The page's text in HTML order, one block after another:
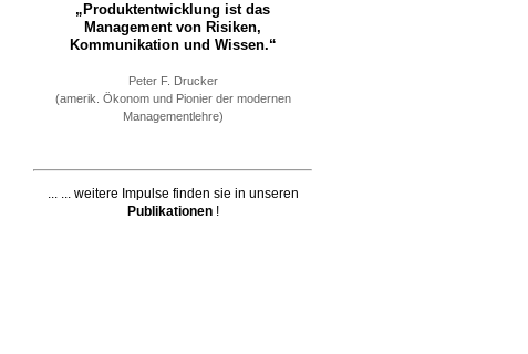
„Produktentwicklung ist das
Management von Risiken,
Kommunikation und Wissen.“
Peter F. Drucker
(amerik. Ökonom und Pionier der modernen
Managementlehre)
... ... weitere Impulse finden sie in unseren
Publikationen!